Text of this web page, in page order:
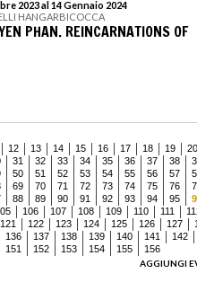
2023 al 14 Gennaio 2024
HANGARBICOCCA
PHAN. REINCARNATIONS OF
12 13 14 15 16 17 18 19
20
31 32 33 34 35 36 37 38
50 51 52 53 54 55 56 57
69 70 71 72 73 74 75 76
88 89 90 91 92 93 94 95
106 107 108 109 110 111
121 122 123 124 125 126 127
136 137 138 139 140 141
142
151 152 153 154 155
156
AGGIUNGI